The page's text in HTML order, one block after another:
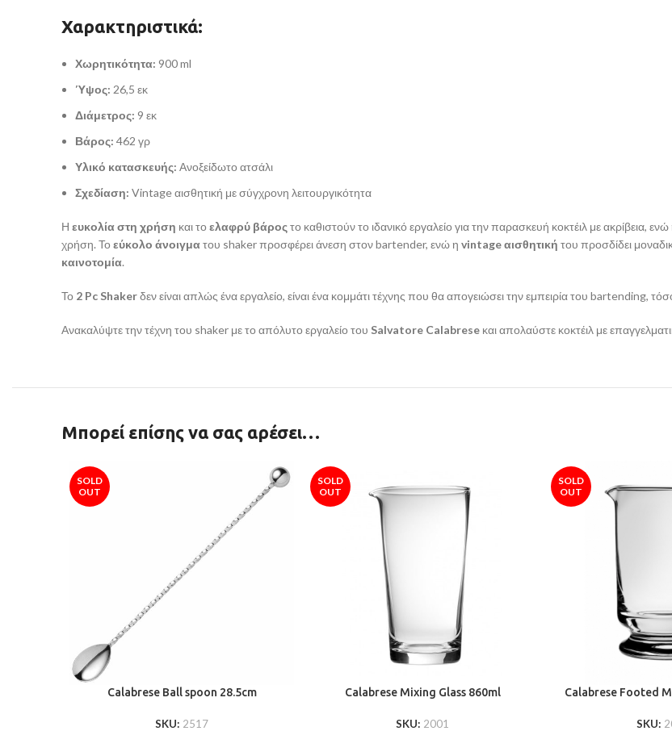
Χαρακτηριστικά:
Χωρητικότητα: 900 ml
Ύψος: 26,5 εκ
Διάμετρος: 9 εκ
Βάρος: 462 γρ
Υλικό κατασκευής: Ανοξείδωτο ατσάλι
Σχεδίαση: Vintage αισθητική με σύγχρονη λειτουργικότητα
Η ευκολία στη χρήση και το ελαφρύ βάροςτο καθιστούν το ιδανικό εργαλείο για την παρασκευή κοκτέιλ με ακρίβεια, ενώ
χρήση. Το εύκολο άνοιγματου shaker προσφέρει άνεση στον bartender, ενώ η vintage αισθητική του προσδίδει
καινοτομία.
Το 2 Pc Shakerδεν είναι απλώς ένα εργαλείο, είναι ένα κομμάτι τέχνης που θα απογειώσει την εμπειρία του bartending,
Ανακαλύψτε την τέχνη του shaker με το απόλυτο εργαλείο του Salvatore Calabrese και απολαύστε κοκτέιλ με
Μπορεί επίσης να σας αρέσει…
SOLD
OUT
Calabrese Ball spoon 28.5cm
SKU: 2517
SOLD
OUT
Calabrese Mixing Glass 860ml
SKU: 2001
SOLD
OUT
Calabrese Footed
SKU: